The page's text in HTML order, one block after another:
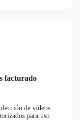
facturado
de vídeos
para uso